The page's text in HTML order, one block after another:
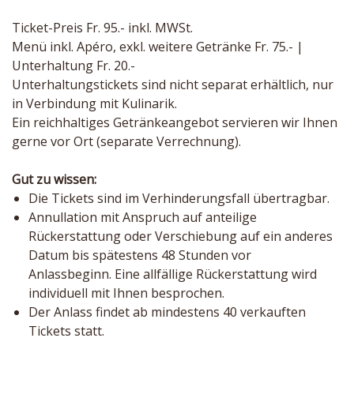
Ticket-Preis Fr. 95.- inkl. MWSt.
Menü inkl. Apéro, exkl. weitere Getränke Fr. 75.- |
Unterhaltung Fr. 20.-
Unterhaltungstickets sind nicht separat erhältlich, nur
in Verbindung mit Kulinarik.
Ein reichhaltiges Getränkeangebot servieren wir Ihnen
gerne vor Ort (separate Verrechnung).
Gut zu wissen:
Die Tickets sind im Verhinderungsfall übertragbar.
Annullation mit Anspruch auf anteilige
Rückerstattung oder Verschiebung auf ein anderes
Datum bis spätestens 48 Stunden vor
Anlassbeginn. Eine allfällige Rückerstattung wird
individuell mit Ihnen besprochen.
Der Anlass findet ab mindestens 40 verkauften
Tickets statt.